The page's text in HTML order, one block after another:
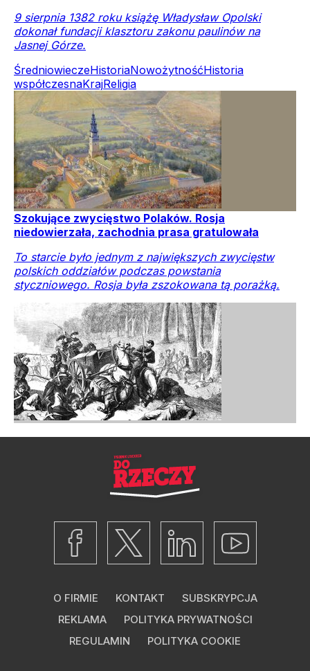
9 sierpnia 1382 roku książę Władysław Opolski
dokonał fundacji klasztoru zakonu paulinów na
Jasnej Górze.
ŚredniowieczeHistoriaNowożytnośćHistoria
współczesnaKrajReligia
Szokujące zwycięstwo Polaków. Rosja
niedowierzała, zachodnia prasa gratulowała
To starcie było jednym z największych zwycięstw
polskich oddziałów podczas powstania
styczniowego. Rosja była zszokowana tą porażką.
O FIRMIE KONTAKT
SUBSKRYPCJA
REKLAMA
POLITYKA PRYWATNOŚCI
REGULAMIN
POLITYKA COOKIE